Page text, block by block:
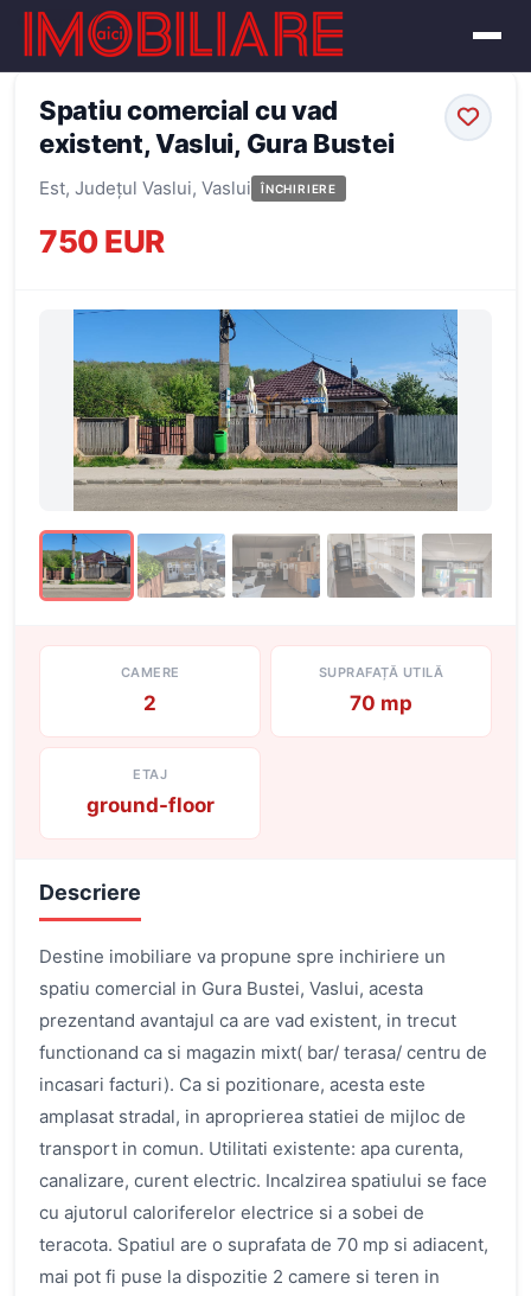
← Înapoi la oferte
Spatiu comercial cu vad
existent, Vaslui, Gura Bustei
Est, Județul Vaslui, Vaslui ÎNCHIRIERE
750 EUR
CAMERE
2
SUPRAFAȚĂ UTILĂ
70 mp
ETAJ
ground-floor
Descriere
Destine imobiliare va propune spre inchiriere un
spatiu comercial in Gura Bustei, Vaslui, acesta
prezentand avantajul ca are vad existent, in trecut
functionand ca si magazin mixt( bar/ terasa/ centru de
incasari facturi). Ca si pozitionare, acesta este
amplasat stradal, in aproprierea statiei de mijloc de
transport in comun. Utilitati existente: apa curenta,
canalizare, curent electric. Incalzirea spatiului se face
cu ajutorul caloriferelor electrice si a sobei de
teracota. Spatiul are o suprafata de 70 mp si adiacent,
mai pot fi puse la dispozitie 2 camere si teren in